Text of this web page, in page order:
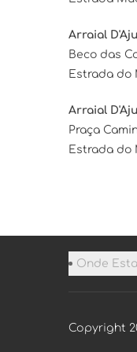
Arraial
Beco das
Estrada do
Arraial
Praça
Estrada do
Onde
Copyright